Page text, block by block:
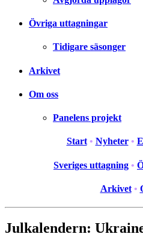
Övriga uttagningar
Tidigare säsonger
Arkivet
Om oss
Panelens projekt
Start • Nyheter •
Sveriges uttagning •
Arkivet •
Julkalendern: